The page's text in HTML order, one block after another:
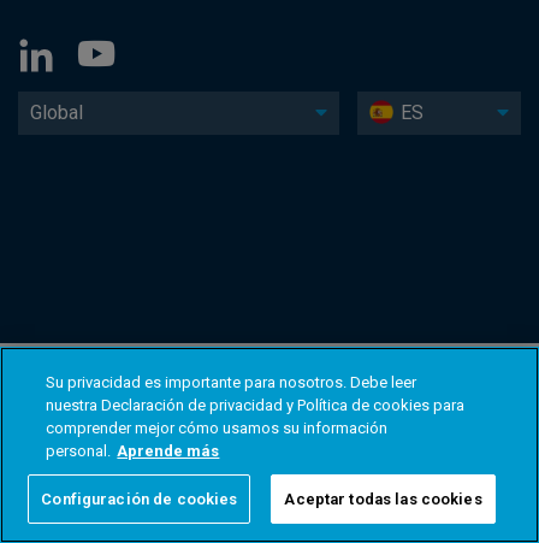
Global ES
Su privacidad es importante para nosotros. Debe leer
nuestra Declaración de privacidad y Política de cookies para
comprender mejor cómo usamos su información
personal. Aprende más
Configuración de cookies Aceptar todas las cookies